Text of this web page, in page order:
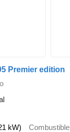
Premier edition
kW) Combustible